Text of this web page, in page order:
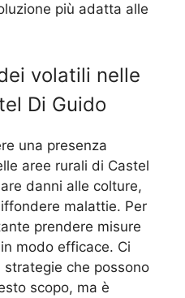
più adatta alle
volatili nelle
Di Guido
una presenza
aree rurali di Castel
danni alle colture,
malattie. Per
prendere misure
modo efficace. Ci
che possono
scopo, ma è